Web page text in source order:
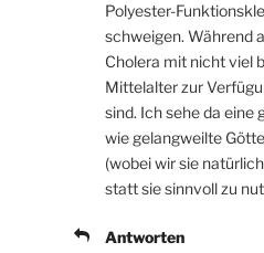
Polyester-
schweigen. Während
Cholera mit nicht viel
Mittelalter zur
sind. Ich sehe da eine
wie gelangweilte
(wobei wir sie
statt sie sinnvoll zu
Antworten